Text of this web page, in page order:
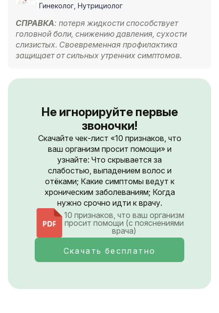
Гинеколог, Нутрициолог
СПРАВКА: потеря жидкости способствует
головной боли, снижению давления, сухости
слизистых. Своевременная профилактика
защищает от сильных утренних симптомов.
Не игнорируйте первые
звоночки!
Скачайте чек-лист «10 признаков, что
ваш организм просит помощи» и
узнайте: Что скрывается за
слабостью, выпадением волос и
отёками; Какие симптомы ведут к
хроническим заболеваниям; Когда
нужно срочно идти к врачу.
10 признаков, что ваш организм
просит помощи (с пояснениями
врача)
Скачать бесплатно